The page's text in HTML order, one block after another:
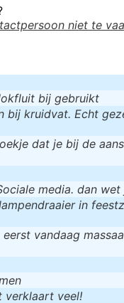
niet te
bij gebruikt
bij kruidvat. Echt
dat je bij de
media. dan
in
vandaag
verklaart veel!